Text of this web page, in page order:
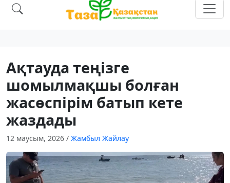
Ақтауда теңізге
шомылмақшы болған
жасөспірім батып кете
жаздады
12 маусым, 2026 / Жамбыл Жайлау